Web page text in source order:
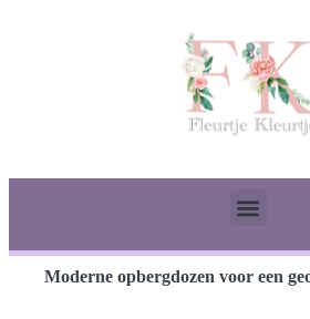
Moderne opbergdozen voor een